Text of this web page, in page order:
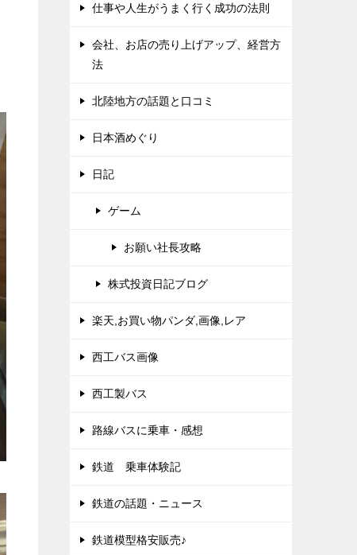
仕事や人生がうまく行く成功の法則
会社、お店の売り上げアップ、経営方
法
北陸地方の話題と口コミ
日本酒めぐり
日記
ゲーム
お願い社長攻略
株式投資日記ブログ
楽天,お買い物パンダ,画像,レア
西工バス画像
西工製バス
路線バスに乗車・感想
鉄道 乗車体験記
鉄道の話題・ニュース
鉄道模型格安販売♪